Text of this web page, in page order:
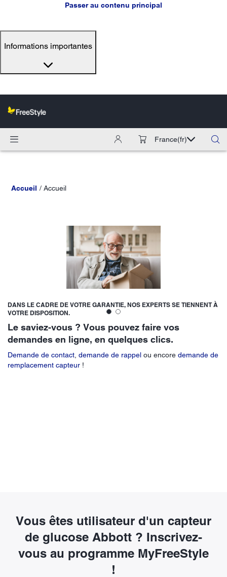
Passer au contenu principal
Informations importantes
France(fr)
Accueil Accueil
ABBOTT S'ENGAGE À ACCOMPAGNER LES PERSONNES VIVANT AVEC
UN DIABÈTE.
Vous utilisez un capteur de glucose
Abbott ?
Explorez nos actualités et nos contenus concernant la gestion de
Vous êtes utilisateur d'un capteur
de glucose Abbott ? Inscrivez-
vous au programme MyFreeStyle
!